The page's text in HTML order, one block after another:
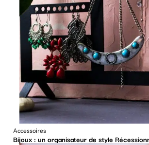
Accessoires
Bijoux : un organisateur de style